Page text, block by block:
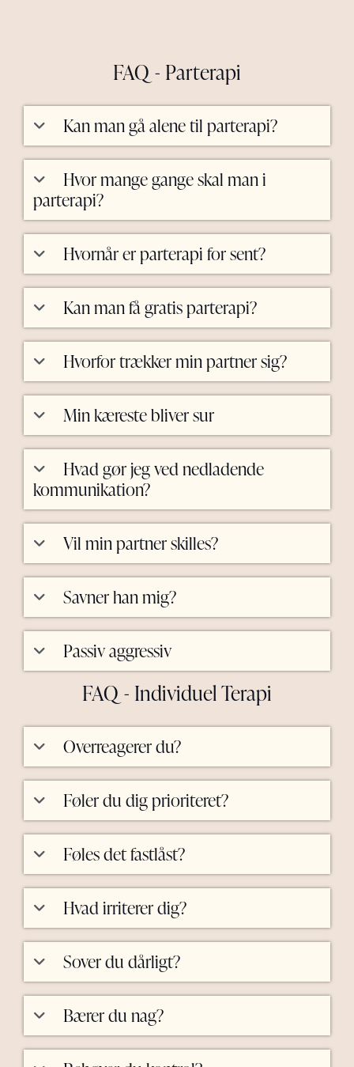
FAQ - Parterapi
Kan man gå alene til parterapi?
Hvor mange gange skal man i
parterapi?
Hvornår er parterapi for sent?
Kan man få gratis parterapi?
Hvorfor trækker min partner sig?
Min kæreste bliver sur
Hvad gør jeg ved nedladende
kommunikation?
Vil min partner skilles?
Savner han mig?
Passiv aggressiv
FAQ - Individuel Terapi
Overreagerer du?
Føler du dig prioriteret?
Føles det fastlåst?
Hvad irriterer dig?
Sover du dårligt?
Bærer du nag?